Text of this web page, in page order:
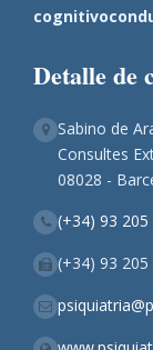
Detalle de
Sabino de
Consultes
08028 -
(+34) 93 205
(+34) 93 205